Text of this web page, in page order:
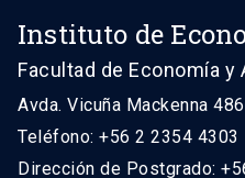
Instituto de
Facultad de Economía y
Avda. Vicuña Mackenna
Teléfono: +56 2 2354 4303
Dirección de Postgrado: